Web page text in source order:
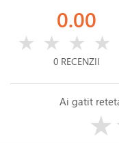
0.00
★ ★ ★ ★
0 RECENZII
Ai gatit
★